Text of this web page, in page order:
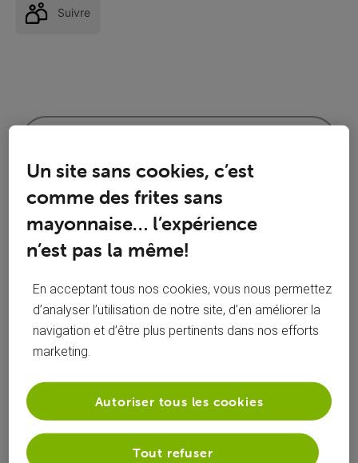
Suivre
Oldest First
Selected
Oldest
First
Un site sans cookies, c’est
comme des frites sans
mayonnaise… l’expérience
n’est pas la même!
En acceptant tous nos cookies, vous nous permettez
d’analyser l’utilisation de notre site, d’en améliorer la
navigation et d’être plus pertinents dans nos efforts
marketing.
Tout refuser
Autoriser tous les cookies